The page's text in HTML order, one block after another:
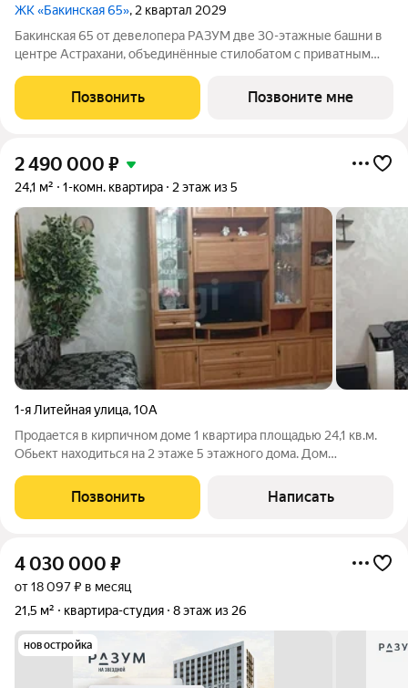
ЖК «Бакинская 65», 2 квартал 2029
Бакинская 65 от девелопера РАЗУМ две 30-этажные башни в
центре Астрахани, объединённые стилобатом с приватным
доступности находятся лучшие школы, гимназии и детские
Позвонить Позвоните мне
2 490 000 ₽
24,1 м² 1-комн. квартира 2 этаж из 5
1-я Литейная улица,10А
Продается в кирпичном доме 1 квартира площадью 24,1 кв.м.
Обьект находиться на 2 этаже 5 этажного дома. Дом
квартиры и у них свой закрытый тамбур. В квартире сделан
косметический ремонт:
Позвонить Написать
4 030 000 ₽
от 18 097 ₽ в месяц
21,5 м²
квартира-студия 8 этаж из 26
новостройка